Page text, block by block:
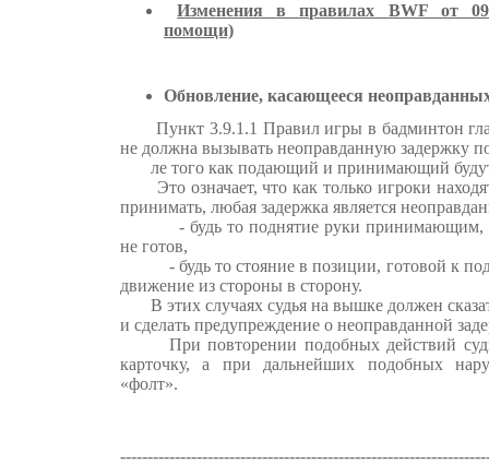
Изменения в правилах BWF от
помощи)
Обновление, касающееся
Пункт 3.9.1.1 Правил игры в бадминтон
не должна вызывать неоправданную задержку
ле того как подающий и принимающий будут
Это означает, что как только игроки
принимать, любая задержка является
- будь то поднятие руки принимающим,
не готов,
- будь то стояние в позиции, готовой к
движение из стороны в сторону.
В этих случаях судья на вышке должен
и сделать предупреждение о неоправданной
При повторении подобных действий
карточку, а при дальнейших подобных
«фолт».